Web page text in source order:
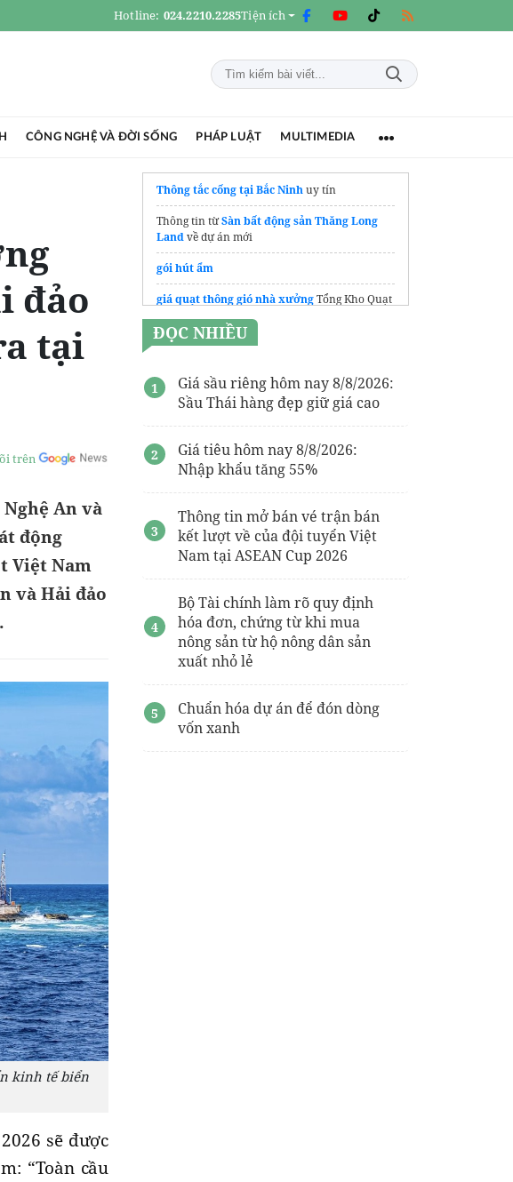
Hotline: 024.2210.2285Tiện ích
CÔNG NGHỆ VÀ ĐỜI SỐNG PHÁP LUẬT MULTIMEDIA
đảo
tại
trên
An và
động
Việt Nam
và Hải đảo
kinh tế biển
sẽ được
“Toàn cầu
Thông tắc cống tại Bắc Ninhuy tín
Thông tin từSàn bất động sản Thăng Long
Landvề dự án mới
gói hút ẩm
giá quạt thông gió nhà xưởngTổng Kho Quạt
Dịch vụViết thuê khóa luận tốt nghiệp
ĐỌC NHIỀU
Giá sầu riêng hôm nay 8/8/2026:
Sầu Thái hàng đẹp giữ giá cao
Giá tiêu hôm nay 8/8/2026:
Nhập khẩu tăng 55%
Thông tin mở bán vé trận bán
kết lượt về của đội tuyển Việt
Nam tại ASEAN Cup 2026
Bộ Tài chính làm rõ quy định
hóa đơn, chứng từ khi mua
nông sản từ hộ nông dân sản
xuất nhỏ lẻ
Chuẩn hóa dự án để đón dòng
vốn xanh